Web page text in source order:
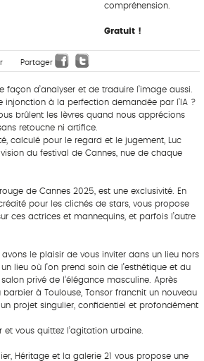
compréhension.
Gratuit !
Partager
façon d’analyser et de traduire l’image aussi.
injonction à la perfection demandée par l’IA ?
brûlent les lèvres quand nous apprécions
retouche ni artifice.
calculé pour le regard et le jugement, Luc
du festival de Cannes, nue de chaque
de Cannes 2025, est une exclusivité. En
pour les clichés de stars, vous propose
ces actrices et mannequins, et parfois l’autre
le plaisir de vous inviter dans un lieu hors
lieu où l’on prend soin de l’esthétique et du
privé de l’élégance masculine. Après
barbier à Toulouse, Tonsor franchit un nouveau
projet singulier, confidentiel et profondément
vous quittez l’agitation urbaine.
Héritage et la galerie 21 vous propose une